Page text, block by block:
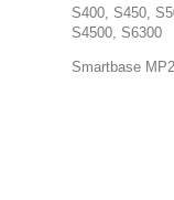
S400, S450,
S4500, S6300
Smartbase